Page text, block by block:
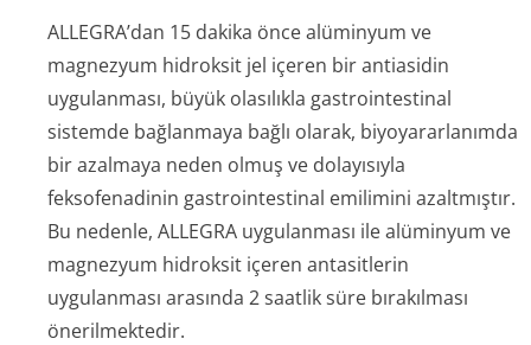
ALLEGRA’dan 15 dakika önce alüminyum ve
magnezyum hidroksit jel içeren bir antiasidin
uygulanması, büyük olasılıkla gastrointestinal
sistemde bağlanmaya bağlı olarak, biyoyararlanımda
bir azalmaya neden olmuş ve dolayısıyla
feksofenadinin gastrointestinal emilimini azaltmıştır.
Bu nedenle, ALLEGRA uygulanması ile alüminyum ve
magnezyum hidroksit içeren antasitlerin
uygulanması arasında 2 saatlik süre bırakılması
önerilmektedir.